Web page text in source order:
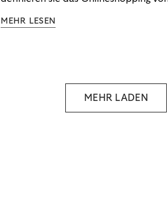
gemeinsame Leidenschaft - allerdings
MEHR LESEN
MEHR LADEN